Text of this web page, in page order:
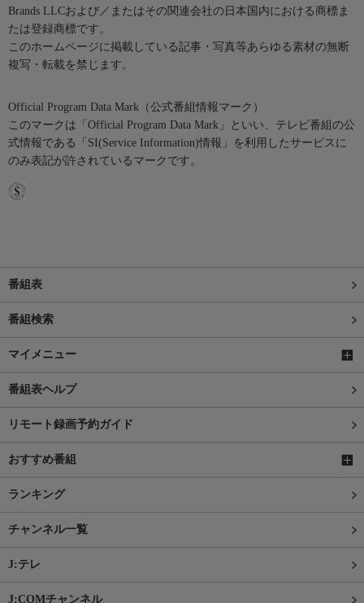
Brands LLCおよび／またはその関連会社の日本国内における商標ま
たは登録商標です。
このホームページに掲載している記事・写真等あらゆる素材の無断
複写・転載を禁じます。
Official Program Data Mark（公式番組情報マーク）
このマークは「Official Program Data Mark」といい、テレビ番組の公
式情報である「SI(Service Information)情報」を利用したサービスに
のみ表記が許されているマークです。
番組表
番組検索
マイメニュー
番組表ヘルプ
リモート録画予約ガイド
おすすめ番組
ランキング
チャンネル一覧
J:テレ
J:COMチャンネル